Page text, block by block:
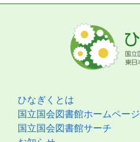
ひなぎくとは
国立国会図書館ホームページ
国立国会図書館サーチ